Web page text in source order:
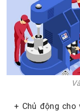
+ Chủ động cho